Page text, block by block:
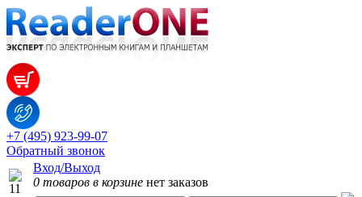
+7 (495) 923-99-07
Обратный звонок
Вход/Выход
0 товаров в корзине нет заказов